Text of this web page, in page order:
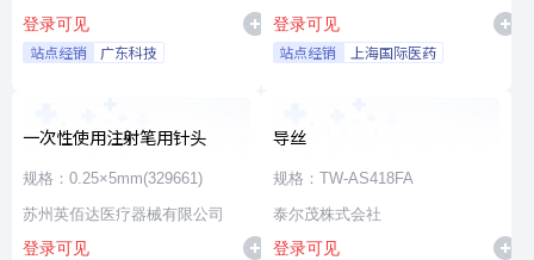
登录可见
站点经销 广东科技
登录可见
站点经销 上海国际医药
一次性使用注射笔用针头
规格：0.25×5mm(329661)
苏州英佰达医疗器械有限公司
登录可见
导丝
规格：TW-AS418FA
泰尔茂株式会社
登录可见